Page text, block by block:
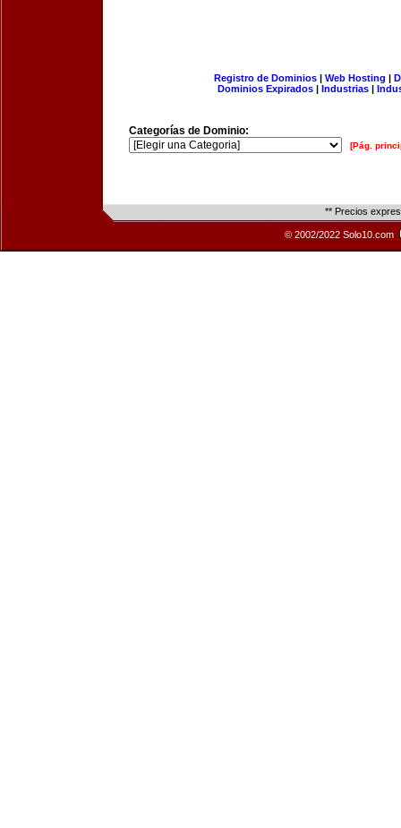
Registro de Dominios| Web Hosting |
Dominios Expirados | Industrias |
Categorías de Dominio:
[Pág.
** Precios
© 2002/2022 Solo10.com